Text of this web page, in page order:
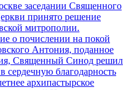
заседании Священного
принято решение
митрополии.
о почислении на покой
Антония, поданное
Священный Синод решил
сердечную благодарность
архипастырское